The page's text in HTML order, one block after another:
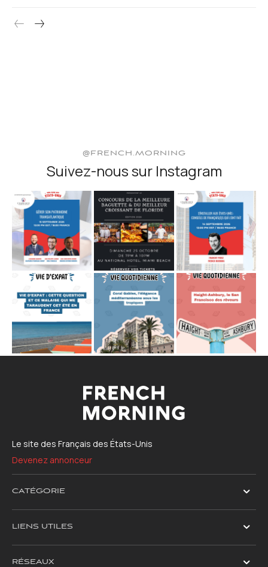
@FRENCH.MORNING
Suivez-nous sur Instagram
Le site des Français des États-Unis
Devenez annonceur
CATÉGORIE
LIENS UTILES
RÉSEAUX